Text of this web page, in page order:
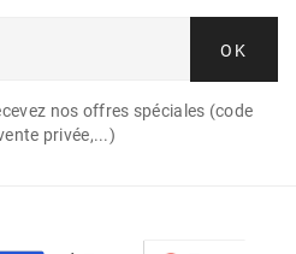
OK
nos offres spéciales (code
privée,...)